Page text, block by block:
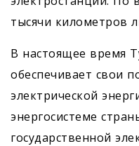
тысячи километров
В настоящее время
обеспечивает свои
электрической
энергосистеме
государственной